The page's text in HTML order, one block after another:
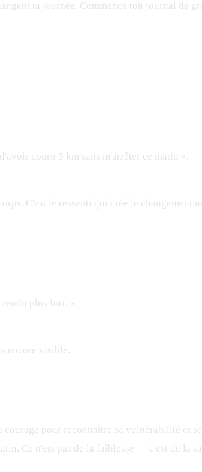
ta journée. Commence ton journal de
couru 5 km sans m'arrêter ce matin ».
C'est le ressenti qui crée le changement
plus fort. »
encore visible.
pour reconnaître sa vulnérabilité et
Ce n'est pas de la faiblesse — c'est de la